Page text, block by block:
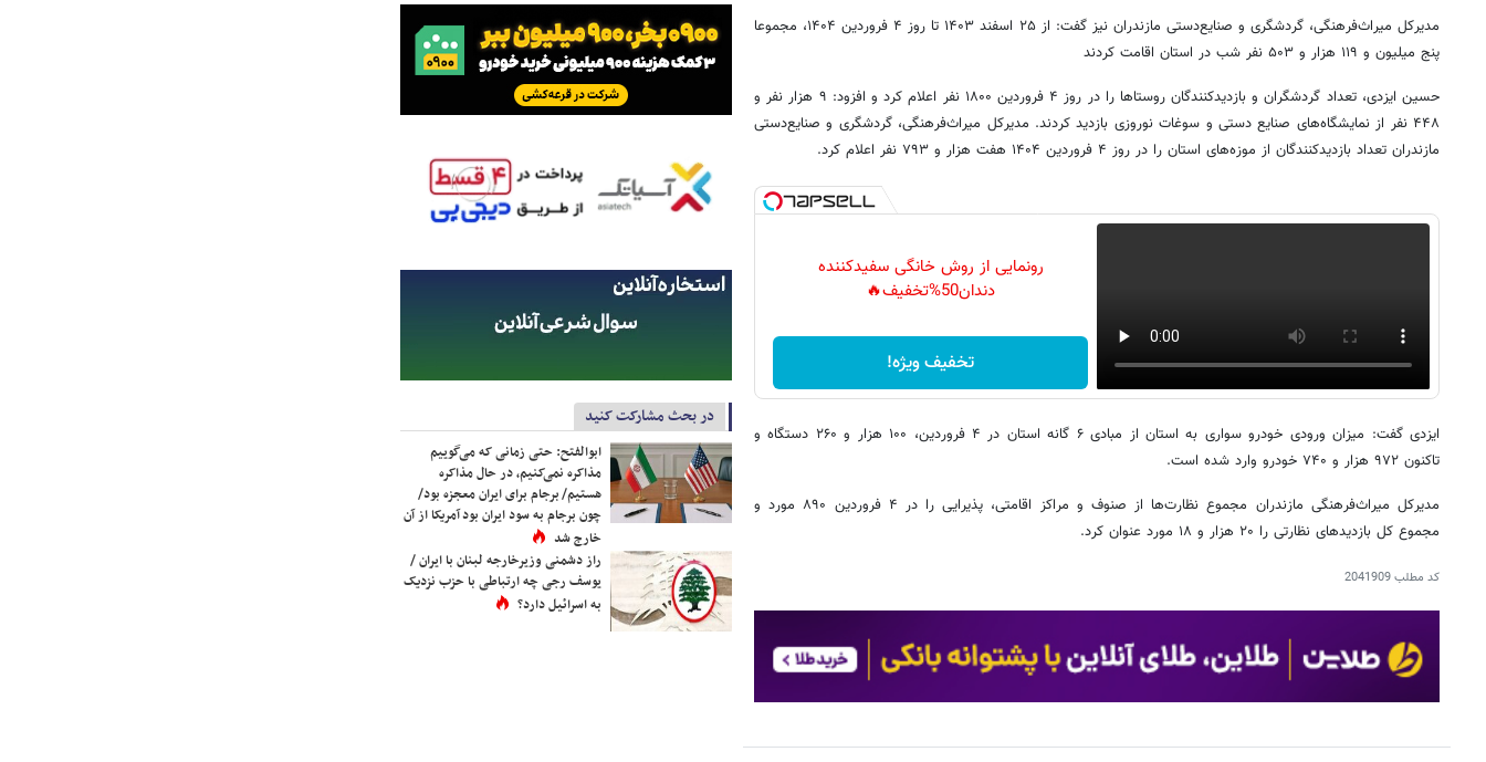
مدیرکل میراث‌فرهنگی، گردشگری و صنایع‌دستی مازندران نیز گفت: از ۲۵ اسفند ۱۴۰۳ تا روز ۴ فروردین ۱۴۰۴، مجموعا
پنج میلیون و ۱۱۹ هزار و ۵۰۳ نفر شب در استان اقامت کردند
حسین ایزدی، تعداد گردشگران و بازدیدکنندگان روستاها را در روز ۴ فروردین ۱۸۰۰ نفر اعلام کرد و افزود: ۹ هزار نفر و
۴۴۸ نفر از نمایشگاه‌های صنایع دستی و سوغات نوروزی بازدید کردند. مدیرکل میراث‌فرهنگی، گردشگری و صنایع‌دستی
مازندران تعداد بازدیدکنندگان از موزه‌های استان را در روز ۴ فروردین ۱۴۰۴ هفت هزار و ۷۹۳ نفر اعلام کرد.
رونمایی از روش خانگی سفیدکننده
دندان50%تخفیف🔥
تخفیف ویژه!
ایزدی گفت: میزان ورودی خودرو سواری به استان از مبادی ۶ گانه استان در ۴ فروردین، ۱۰۰ هزار و ۲۶۰ دستگاه و
تاکنون ۹۷۲ هزار و ۷۴۰ خودرو وارد شده است.
مدیرکل میراث‌فرهنگی مازندران مجموع نظارت‌ها از صنوف و مراکز اقامتی، پذیرایی را در ۴ فروردین ۸۹۰ مورد و
مجموع کل بازدیدهای نظارتی را ۲۰ هزار و ۱۸ مورد عنوان کرد.
کد مطلب2041909
در بحث مشارکت کنید
ابوالفتح: حتی زمانی که می‌گوییم
مذاکره نمی‌کنیم، در حال مذاکره
هستیم/ برجام برای ایران معجزه بود/
چون برجام به سود ایران بود آمریکا از آن
خارج شد
راز دشمنی وزیرخارجه لبنان با ایران /
یوسف رجی چه ارتباطی با حزب نزدیک
به اسرائیل دارد؟